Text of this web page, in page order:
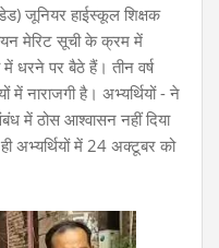
जूनियर हाईस्कूल शिक्षक
मेरिट सूची के क्रम में
में धरने पर बैठे हैं। तीन वर्ष
में नाराजगी है। अभ्यर्थियों - ने
में ठोस आश्वासन नहीं दिया
अभ्यर्थियों में 24 अक्टूबर को